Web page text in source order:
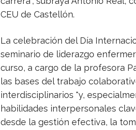
CEU de Castellón.
La celebración del Día
seminario de liderazgo
curso, a cargo de la profesora
las bases del trabajo
interdisciplinarios "y,
habilidades interpersonales
desde la gestión efectiva, la